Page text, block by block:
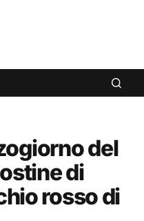
del
di
rosso di